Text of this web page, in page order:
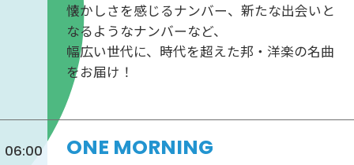
懐かしさを感じるナンバー、新たな出会いと
なるようなナンバーなど、
幅広い世代に、時代を超えた邦・洋楽の名曲
をお届け！
06:00
ONE MORNING